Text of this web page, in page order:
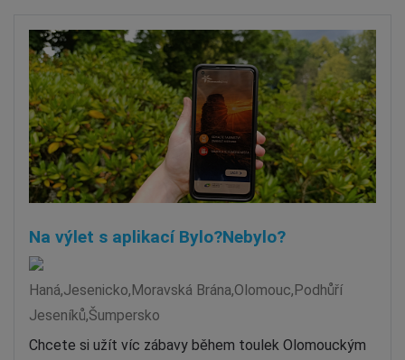
Na výlet s aplikací Bylo?Nebylo?
Haná,Jesenicko,Moravská Brána,Olomouc,Podhůří
Jeseníků,Šumpersko
Chcete si užít víc zábavy během toulek Olomouckým